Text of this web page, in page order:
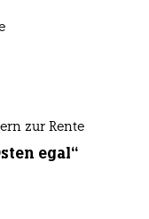
zur Rente
egal“